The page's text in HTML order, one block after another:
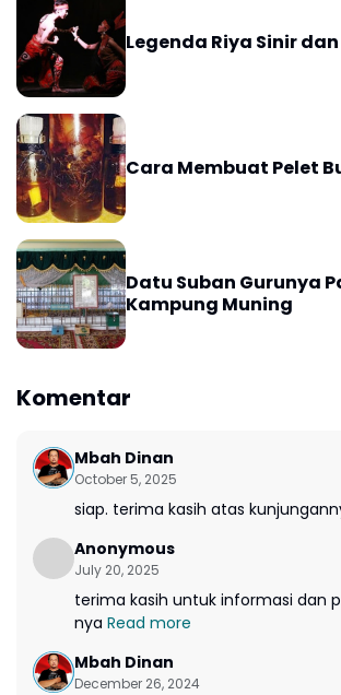
Legenda Riya Sinir
Cara Membuat Pelet
Datu Suban Gurunya
Kampung Muning
Komentar
Mbah Dinan
October 5, 2025
siap. terima kasih atas
Anonymous
July 20, 2025
terima kasih untuk informasi dan
nya Read more
Mbah Dinan
December 26, 2024